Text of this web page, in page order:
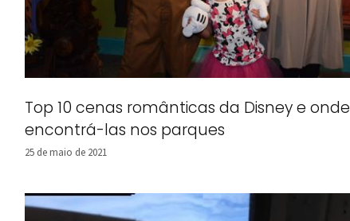
Top 10 cenas românticas da Disney e onde
encontrá-las nos parques
25 de maio de 2021